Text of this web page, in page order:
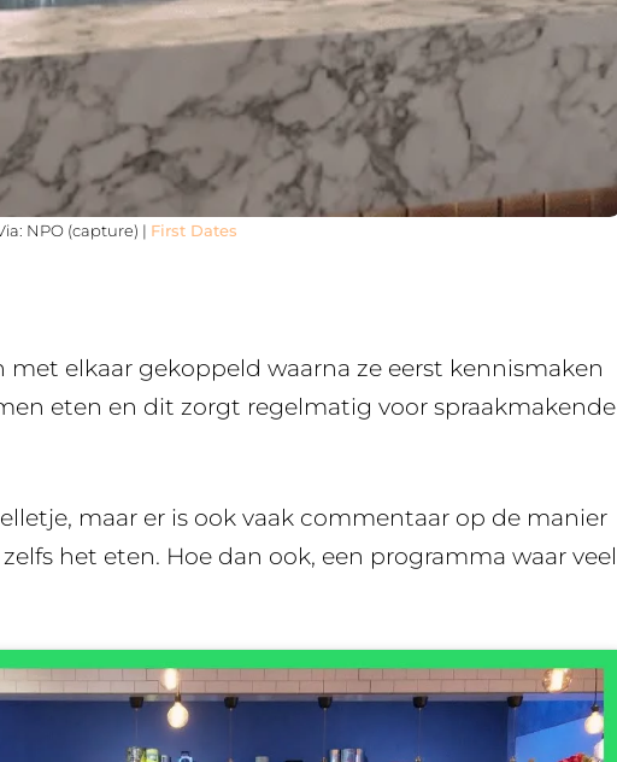
NPO (capture) | First Dates
elkaar gekoppeld waarna ze eerst kennismaken
eten en dit zorgt regelmatig voor spraakmakende
maar er is ook vaak commentaar op de manier
het eten. Hoe dan ook, een programma waar veel